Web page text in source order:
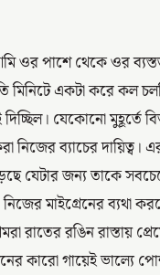
ওর পাশে থেকে ওর
মিনিটে একটা করে কল
যেকোনো মুহূর্তে
নিজের ব্যাচের
যেটার জন্য তাকে
মাইগ্রেনের ব্যথা
রাতের রঙিন রাস্তায়
কারো গায়েই ভাল্যে